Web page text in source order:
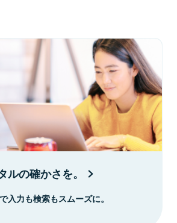
ルの確かさを。
入力も検索もスムーズに。